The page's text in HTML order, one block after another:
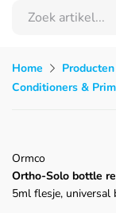
Home Producten
Conditioners &
Ormco
Ortho-Solo bottle
5ml flesje, universal